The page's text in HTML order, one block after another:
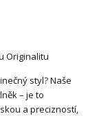
Originalitu
styl? Naše
– je to
a precizností,